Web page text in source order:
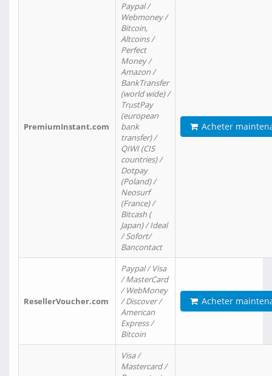
PremiumInstant.com
Paypal /
Webmoney /
Bitcoin,
Altcoins /
Perfect
Money /
Amazon /
BankTransfer
(world wide) /
TrustPay
(european
bank
transfer) /
QIWI (CIS
countries) /
Dotpay
(Poland) /
Neosurf
(France) /
Bitcash (
Japan) / Ideal
/ Sofort/
Bancontact
Acheter
ResellerVoucher.com
Paypal / Visa
/ MasterCard
/ WebMoney
/ Discover /
American
Express /
Bitcoin
Acheter
Visa /
Mastercard /